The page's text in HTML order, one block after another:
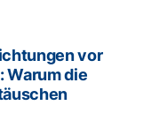
vor
Warum die